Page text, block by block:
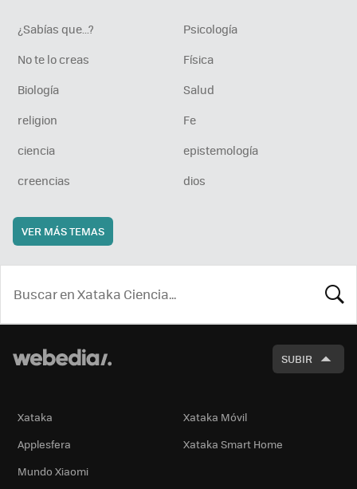
¿Sabías que...?
Psicología
No te lo creas
Física
Biología
Salud
religion
Fe
ciencia
epistemología
creencias
dios
VER MÁS TEMAS
SUBIR
Xataka
Xataka Móvil
Applesfera
Xataka Smart Home
Mundo Xiaomi